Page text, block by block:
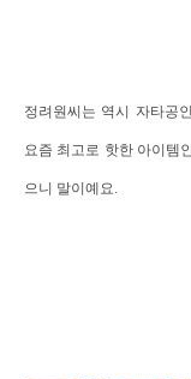
정려원씨는 역시 자타공
요즘 최고로 핫한 아이템인
으니 말이예요.